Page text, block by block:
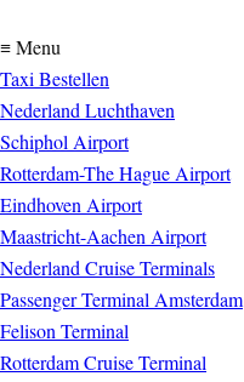
≡ Menu
Taxi Bestellen
Nederland Luchthaven
Schiphol Airport
Rotterdam-The Hague Airport
Eindhoven Airport
Maastricht-Aachen Airport
Nederland Cruise Terminals
Passenger Terminal Amsterdam
Felison Terminal
Rotterdam Cruise Terminal